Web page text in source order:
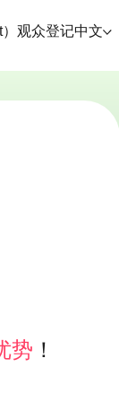
观众登记中文
势 ！